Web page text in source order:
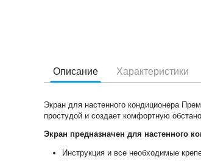
Описание Характеристики
Экран для настенного кондиционера
простудой и создает комфортную
Экран предназначен для настенного
Инструкция и все необходимые